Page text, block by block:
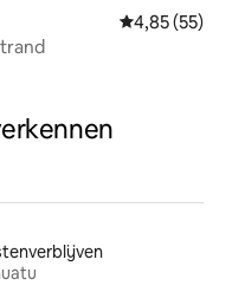
Gemiddelde
4,85 (55)